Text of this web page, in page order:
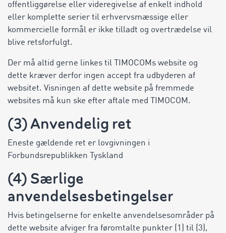
offentliggørelse eller videregivelse af enkelt indhold
eller komplette serier til erhvervsmæssige eller
kommercielle formål er ikke tilladt og overtrædelse vil
blive retsforfulgt.
Der må altid gerne linkes til TIMOCOMs website og
dette kræver derfor ingen accept fra udbyderen af
websitet. Visningen af dette website på fremmede
websites må kun ske efter aftale med TIMOCOM.
(3) Anvendelig ret
Eneste gældende ret er lovgivningen i
Forbundsrepublikken Tyskland
(4) Særlige
anvendelsesbetingelser
Hvis betingelserne for enkelte anvendelsesområder på
dette website afviger fra føromtalte punkter (1) til (3),